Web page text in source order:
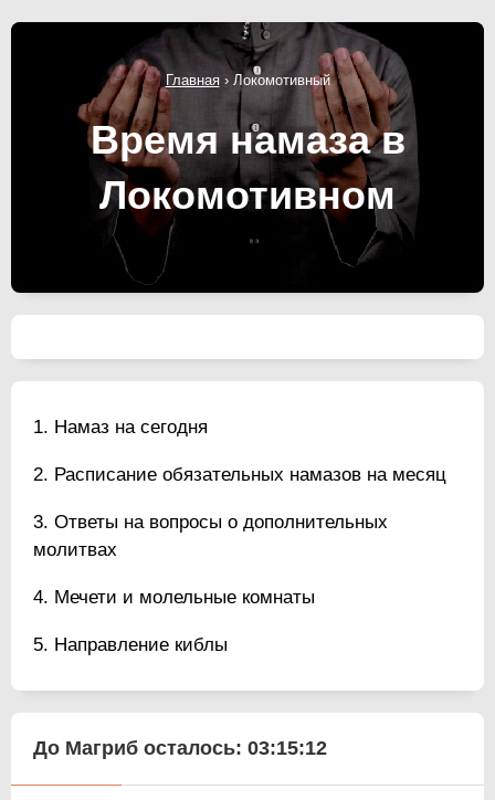
Главная› Локомотивный
Время намаза в
Локомотивном
Намаз на сегодня
Расписание обязательных намазов на месяц
Ответы на вопросы о дополнительных
молитвах
Мечети и молельные комнаты
Направление киблы
До Магриб осталось: 03:15:11